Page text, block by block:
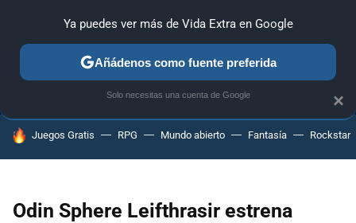
ANÁLISIS GUÍAS Y TRUCOS PC SONY NINTENDO
HOY SE HABLA DE
Juegos Gratis RPG Mundo abierto Fantasía Rockstar
Odin Sphere Leifthrasir estrena
×
Ya puedes ver más de Vida Extra en Google
Añádenos como fuente preferida
Solo necesitas una cuenta de Google